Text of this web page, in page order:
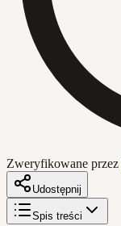
Zweryfikowane przez
Udostępnij
Spis treści